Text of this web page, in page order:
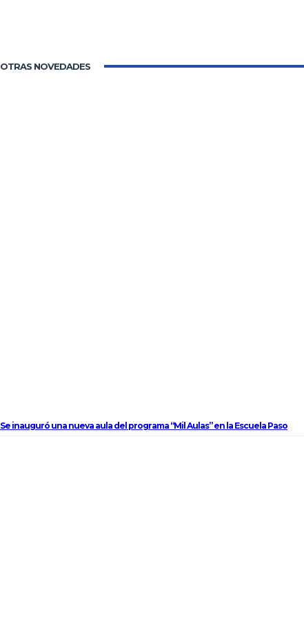
OTRAS NOVEDADES
Se inauguró una nueva aula del programa “Mil Aulas” en la Escuela Paso